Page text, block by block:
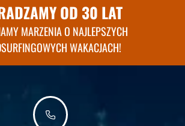
OD 30 LAT
MARZENIA O NAJLEPSZYCH
WAKACJACH!